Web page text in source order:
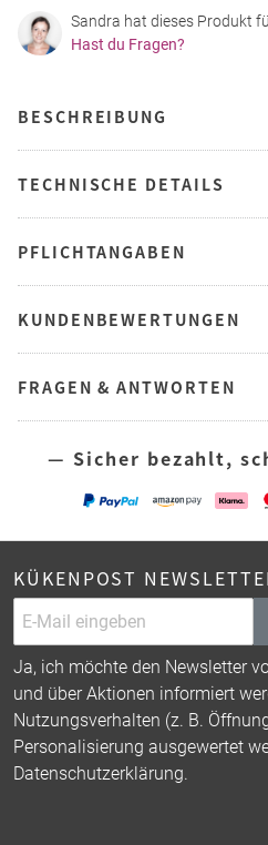
Sandra hat dieses Produkt
Hast du Fragen?
BESCHREIBUNG
TECHNISCHE DETAILS
PFLICHTANGABEN
KUNDENBEWERTUNGEN
FRAGEN & ANTWORTEN
— Sicher bezahlt,
KÜKENPOST
Ja, ich möchte den Newsletter
und über Aktionen informiert
Nutzungsverhalten (z. B.
Personalisierung ausgewertet
Datenschutzerklärung.